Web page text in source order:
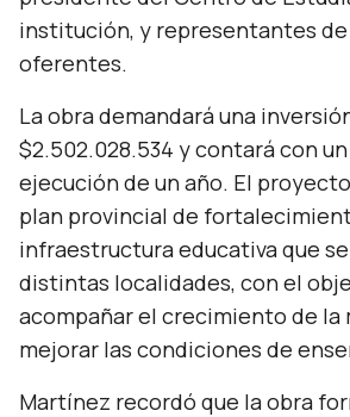
institución, y representantes de
oferentes.
La obra demandará una
$2.502.028.534 y contará con
ejecución de un año. El
plan provincial de
infraestructura educativa que
distintas localidades, con el
acompañar el crecimiento de la
mejorar las condiciones de
Martínez recordó que la obra